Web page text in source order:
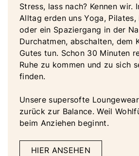
Stress, lass nach? Kennen wir.
Alltag erden uns Yoga,
oder ein Spaziergang in der
Durchatmen, abschalten, dem
Gutes tun. Schon 30 Minuten
Ruhe zu kommen und zu sich
finden.
Unsere supersofte
zurück zur Balance. Weil
beim Anziehen beginnt.
HIER ANSEHEN